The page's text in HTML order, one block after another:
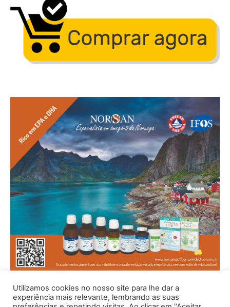
Utilizamos cookies no nosso site para lhe dar a
experiência mais relevante, lembrando as suas